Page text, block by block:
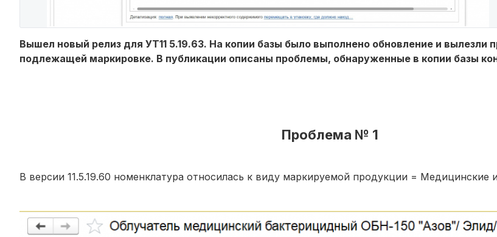
Вышел новый релиз для УТ11 5.19.63. На копии базы было выполнено обновление и вылезли
подлежащей маркировке. В публикации описаны проблемы, обнаруженные в копии базы
Проблема № 1
В версии 11.5.19.60 номенклатура относилась к виду маркируемой продукции = Медицинские